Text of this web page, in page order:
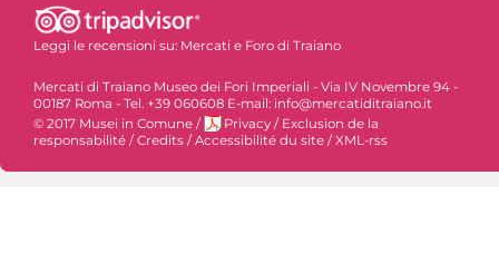
Leggi le recensioni su: Mercati e Foro di Traiano
Mercati di Traiano Museo dei Fori Imperiali - Via IV Novembre 94 -
00187 Roma - Tel. +39 060608 E-mail: info@mercatiditraiano.it
© 2017 Musei in Comune / Privacy / Exclusion de la
responsabilité / Credits / Accessibilité du site / XML-rss